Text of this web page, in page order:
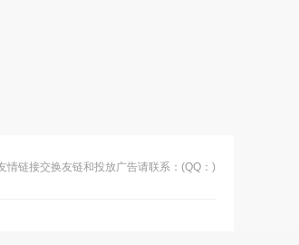
情链接交换友链和投放广告请联系：(QQ： )